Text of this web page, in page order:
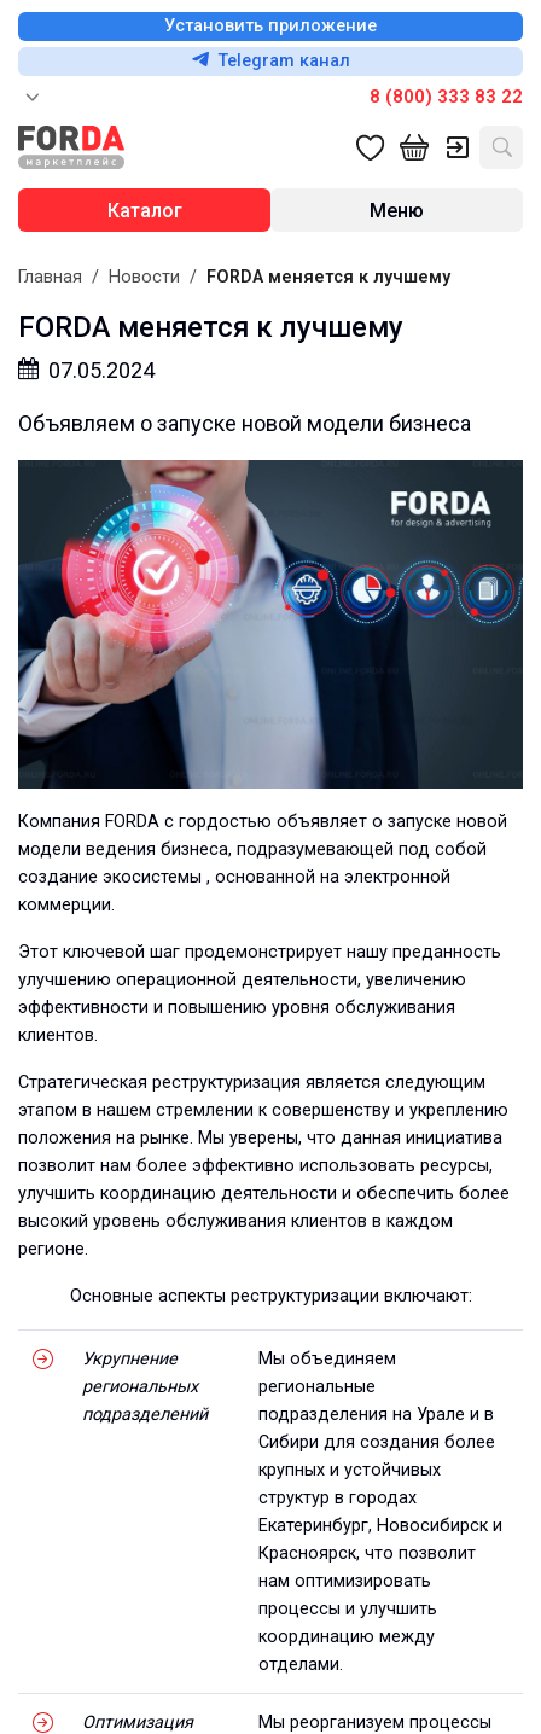
Установить приложение
Telegram канал
8 (800) 333 83 22
Каталог Меню
Главная / Новости / FORDA меняется к лучшему
FORDA меняется к лучшему
07.05.2024
Объявляем о запуске новой модели бизнеса
Компания FORDA с гордостью объявляет о запуске новой
модели ведения бизнеса, подразумевающей под собой
создание экосистемы , основанной на электронной
коммерции.
Этот ключевой шаг продемонстрирует нашу преданность
улучшению операционной деятельности, увеличению
эффективности и повышению уровня обслуживания
клиентов.
Стратегическая реструктуризация является следующим
этапом в нашем стремлении к совершенству и укреплению
положения на рынке. Мы уверены, что данная инициатива
позволит нам более эффективно использовать ресурсы,
улучшить координацию деятельности и обеспечить более
высокий уровень обслуживания клиентов в каждом
регионе.
Основные аспекты реструктуризации включают:
Укрупнение
региональных
подразделений
Мы объединяем
региональные
подразделения на Урале и в
Сибири для создания более
крупных и устойчивых
структур в городах
Екатеринбург, Новосибирск и
Красноярск, что позволит
нам оптимизировать
процессы и улучшить
координацию между
отделами.
Оптимизация
Мы реорганизуем процессы